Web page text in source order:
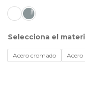
Acero cromado Acero